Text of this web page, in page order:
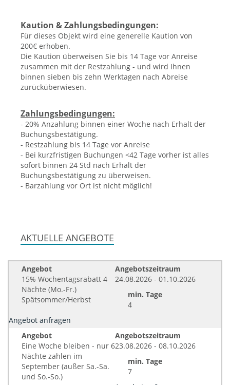
Kaution & Zahlungsbedingungen:
Für dieses Objekt wird eine generelle Kaution von
200€ erhoben.
Die Kaution überweisen Sie bis 14 Tage vor Anreise
zusammen mit der Restzahlung - und wird Ihnen
binnen sieben bis zehn Werktagen nach Abreise
zurücküberwiesen.
Zahlungsbedingungen:
- 20% Anzahlung binnen einer Woche nach Erhalt der
Buchungsbestätigung.
- Restzahlung bis 14 Tage vor Anreise
- Bei kurzfristigen Buchungen <42 Tage vorher ist alles
sofort binnen 24 Std nach Erhalt der
Buchungsbestätigung zu überweisen.
- Barzahlung vor Ort ist nicht möglich!
AKTUELLE ANGEBOTE
Angebot
15% Wochentagsrabatt 4
Nächte (Mo.-Fr.)
Spätsommer/Herbst
Angebotszeitraum
24.08.2026 - 01.10.2026
min. Tage
4
Angebot anfragen
Angebot
Eine Woche bleiben - nur 6
Nächte zahlen im
September (außer Sa.-Sa.
und So.-So.)
Angebotszeitraum
23.08.2026 - 08.10.2026
min. Tage
7